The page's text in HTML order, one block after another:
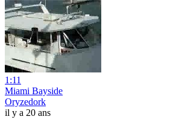
1:11
Miami Bayside
Oryzedork
il y a 20 ans